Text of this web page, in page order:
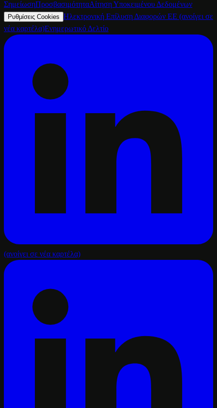
ΣημείωσηΠροσβασιμότηταΑίτηση Υποκειμένου Δεδομένων
Ρυθμίσεις Cookies Ηλεκτρονική Επίλυση Διαφορών ΕΕ (ανοίγει σε
νέα καρτέλα)Ενημερωτικό Δελτίο
(ανοίγει σε νέα καρτέλα)